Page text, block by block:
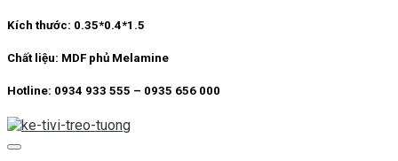
Kích thước: 0.35*0.4*1.5
Chất liệu: MDF phủ Melamine
Hotline: 0934 933 555 – 0935 656 000